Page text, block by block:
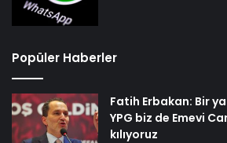
Popüler Haberler
Fatih Erbakan: Bir
YPG biz de Emevi
kılıyoruz